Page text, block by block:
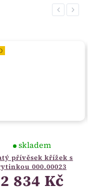
Previous
přívěsek křížek s
000.00023
skladem
2 834 Kč
Next